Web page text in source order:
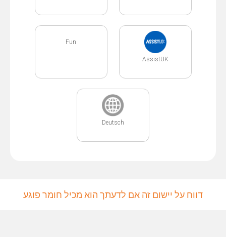
AssistUK
Fun
Deutsch
דווח על יישום זה אם לדעתך הוא מכיל חומר פוגע